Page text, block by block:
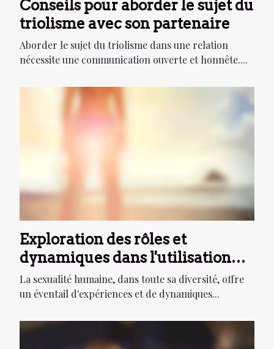
Conseils pour aborder le sujet du
triolisme avec son partenaire
Aborder le sujet du triolisme dans une relation
nécessite une communication ouverte et honnête....
Exploration des rôles et
dynamiques dans l'utilisation
des godes ceintures
La sexualité humaine, dans toute sa diversité, offre
un éventail d'expériences et de dynamiques...